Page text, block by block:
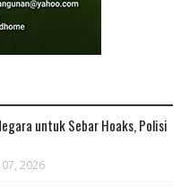
untuk Sebar Hoaks, Polisi
2026